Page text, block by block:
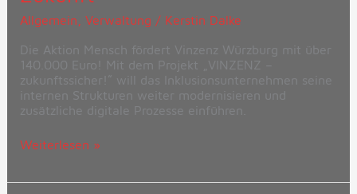
Allgemein Verwaltung / Kerstin Dalke
Die Aktion Mensch fördert Vinzenz Würzburg mit über
140.000 Euro! Mit dem Projekt „VINZENZ –
zukunftssicher!“ will das Inklusionsunternehmen seine
internen Strukturen weiter modernisieren und
zusätzliche digitale Prozesse einführen.
Weiterlesen »